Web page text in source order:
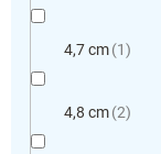
4,7 cm 1
4,8 cm 2